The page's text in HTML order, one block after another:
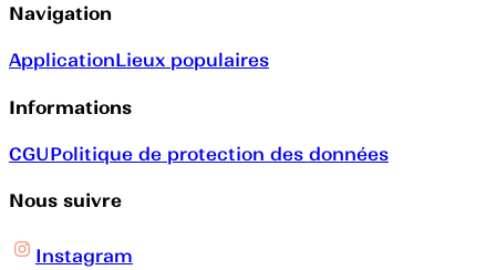
Navigation
ApplicationLieux populaires
Informations
CGUPolitique de protection des données
Nous suivre
Instagram